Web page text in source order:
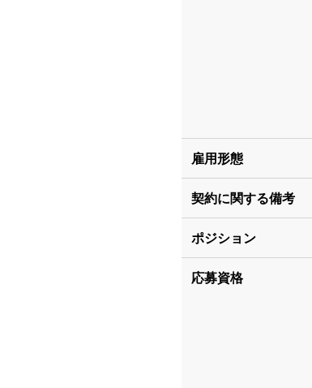
雇用形態
契約に関する備考
ポジション
応募資格